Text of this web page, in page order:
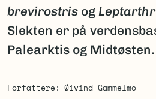
brevirostris og
Slekten er på
Palearktis og Midtøsten.
Forfattere
Øivind Gammelmo